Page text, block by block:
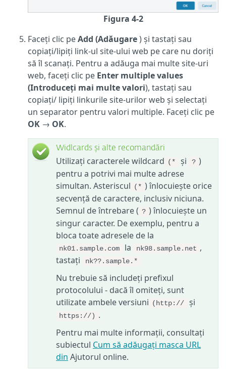
Figura 4-2
Faceți clic peAdd (Adăugare) și tastați sau
copiați/lipiți link-ul site-ului web pe care nu doriți
să îl scanați. Pentru a adăuga mai multe site-uri
web, faceți clic pe Enter multiple values
(Introduceți mai multe valori), tastați sau
copiați/ lipiți linkurile site-urilor web și selectați
un separator pentru valori multiple. Faceți clic pe
OK → OK.
Widlcards și alte recomandări
Utilizați caracterele wildcard (* și ? )
pentru a potrivi mai multe adrese
simultan. Asteriscul (* ) înlocuiește orice
secvență de caractere, inclusiv niciuna.
Semnul de întrebare ( ? ) înlocuiește un
singur caracter. De exemplu, pentru a
bloca toate adresele de la
nk01.sample.com la nk98.sample.net ,
tastați
nk??.sample.*
Nu trebuie să includeți prefixul
protocolului - dacă îl omiteți, sunt
utilizate ambele versiuni (http:// și
https://) .
Pentru mai multe informații, consultați
subiectul Cum să adăugați masca URL
din Ajutorul online.